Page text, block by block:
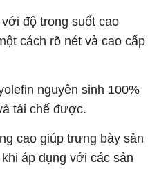
độ trong suốt cao
cách rõ nét và cao cấp
nguyên sinh 100%
tái chế được.
cao giúp trưng bày sản
áp dụng với các sản